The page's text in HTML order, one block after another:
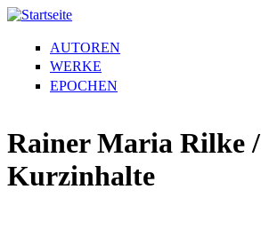
AUTOREN
WERKE
EPOCHEN
Rainer Maria Rilke /
Kurzinhalte